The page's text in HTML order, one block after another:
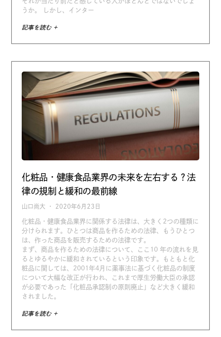
うか。 しかし、インター
記事を読む +
化粧品・健康食品業界の未来を左右する？法
律の規制と緩和の最前線
山口尚大 2020年6月23日
化粧品・健康食品業界に関係する法律は、大きく2つの種類に
分けられます。ひとつは商品を作るための法律、もうひとつ
は、作った商品を販売するための法律です。
まず、商品を作るための法律について、ここ10 年の流れを見
るとゆるやかに緩和されているという印象です。もともと化
粧品に関しては、2001年4月に薬事法に基づく化粧品の制度
について大幅な改正が行われ、これまで厚生労働大臣の承認
が必要であった「化粧品承認制の原則廃止」など大きく緩和
されました。
記事を読む +